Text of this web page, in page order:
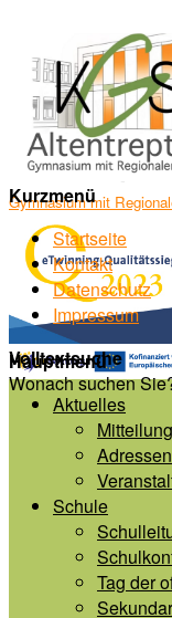
Gymnasium mit
Kurzmenü
Startseite
Kontakt
Datenschutz
Impressum
Volltextsuche
Wonach suchen
Hauptmenü
Aktuelles
Adressen
Schule
Tag der